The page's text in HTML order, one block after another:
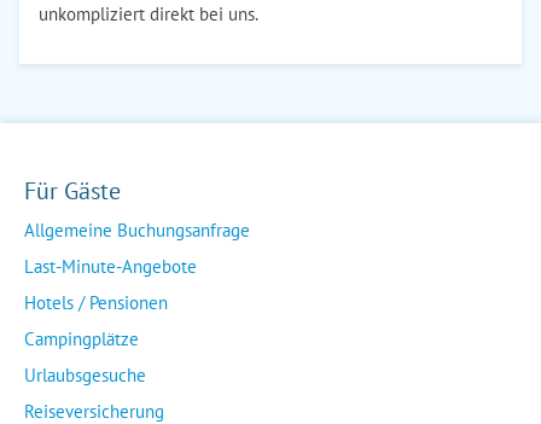
unkompliziert direkt bei uns.
Für Gäste
Allgemeine Buchungsanfrage
Last-Minute-Angebote
Hotels / Pensionen
Campingplätze
Urlaubsgesuche
Reiseversicherung